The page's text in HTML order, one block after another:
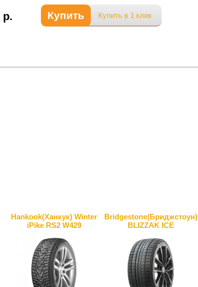
р. Купить Купить в 1 клик
Hankook(Ханкук) Winter
iPike RS2 W429
Bridgestone(Бриджстоун)
BLIZZAK ICE